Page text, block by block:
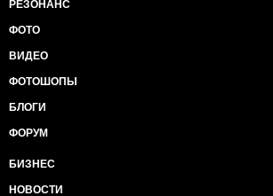
РЕЗОНАНС
ФОТО
ВИДЕО
ФОТОШОПЫ
БЛОГИ
ФОРУМ
БИЗНЕС
НОВОСТИ